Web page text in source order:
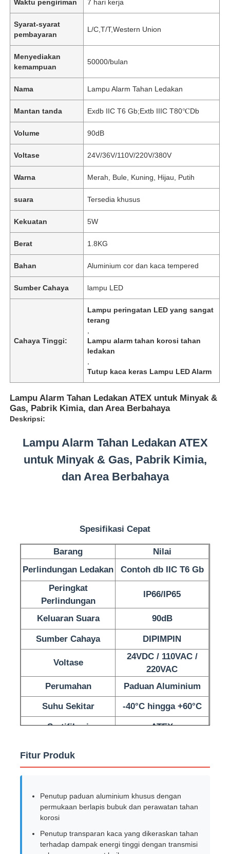
Tentang kita
Kontrol kualitas
Hubungi kami
Quote request suatu
Lampu Alarm Tahan Ledakan
kipas anti ledakan
Waktu pengiriman 7 hari kerja
Syarat-syarat
pembayaran
L/C,T/T,Western Union
Menyediakan
kemampuan
50000/bulan
Nama Lampu Alarm Tahan Ledakan
Mantan tanda Exdb IIC T6 Gb;Extb IIIC T80℃Db
Volume 90dB
Voltase 24V/36V/110V/220V/380V
Warna Merah, Bule, Kuning, Hijau, Putih
suara Tersedia khusus
Kekuatan 5W
Berat 1.8KG
Bahan Aluminium cor dan kaca tempered
Sumber Cahaya lampu LED
Cahaya Tinggi:
Lampu peringatan LED yang sangat
terang
Lampu alarm tahan korosi tahan
ledakan
Tutup kaca keras Lampu LED Alarm
Lampu Alarm Tahan Ledakan ATEX untuk Minyak &
Gas, Pabrik Kimia, dan Area Berbahaya
Deskripsi:
Lampu Alarm Tahan Ledakan ATEX
untuk Minyak & Gas, Pabrik Kimia,
dan Area Berbahaya
Spesifikasi Cepat
Barang
Nilai
Perlindungan Ledakan
Contoh db IIC T6 Gb
Peringkat
Perlindungan
IP66/IP65
Keluaran Suara 90dB
Sumber Cahaya DIPIMPIN
Voltase
24VDC / 110VAC /
220VAC
Perumahan
Paduan Aluminium
Suhu Sekitar -40°C hingga +60°C
Sertifikasi ATEX
Fitur Produk
Penutup paduan aluminium khusus dengan
permukaan berlapis bubuk dan perawatan tahan
korosi
Penutup transparan kaca yang dikeraskan tahan
terhadap dampak energi tinggi dengan transmisi